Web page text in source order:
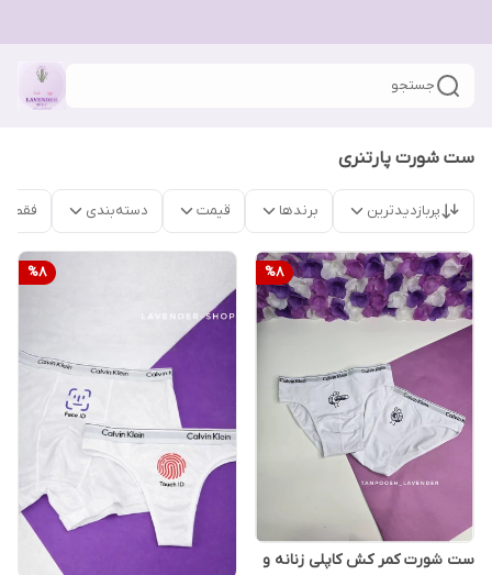
جستجو
ست شورت پارتنری
پربازدیدترین برندها قیمت دسته‌بندی فقط
%8
ست شورت کمر کش کاپلی زنانه و
%8